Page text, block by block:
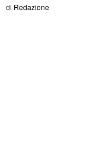
di Redazione